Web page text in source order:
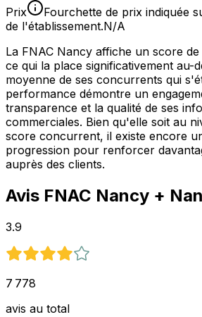
Prix
Fourchette de prix indiquée
de l'établissement.N/A
La FNAC Nancy affiche un score
ce qui la place significativement au-
moyenne de ses concurrents qui
performance démontre un
transparence et la qualité de ses
commerciales. Bien qu'elle soit au
score concurrent, il existe encore
progression pour renforcer
auprès des clients.
Avis FNAC Nancy +
3.9
7 778
avis au total